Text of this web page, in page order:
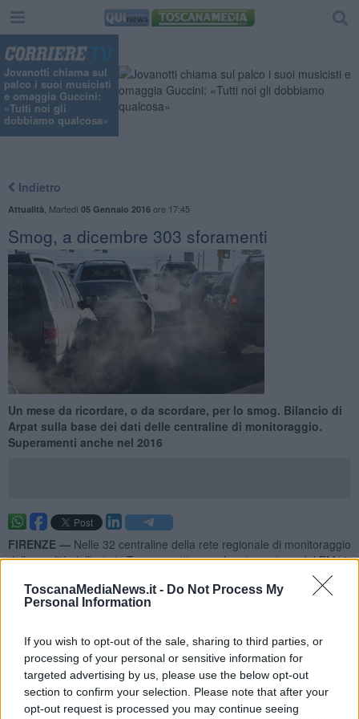
ToscanaMediaNews.it - Do Not Process My
Personal Information
If you wish to opt-out of the sale, sharing to third parties, or
processing of your personal or sensitive information for
targeted advertising by us, please use the below opt-out
section to confirm your selection. Please note that after your
opt-out request is processed you may continue seeing
Jovanotti chiama sul
palco i suoi musicisti
e omaggia Guccini:
«Tutti noi gli
dobbiamo qualcosa»
Indietro
Attualità Martedì 05 Gennaio 2016ore 17:45
Smog, a dicembre 303 sforamenti
Un mese da ricordare, o da scordare, per lo smog. Bilancio di
Arpat sulla base dei dati delle centraline di monitoraggio.
Superamenti anche nel 2016
FIRENZE — Nelle 32 centraline della rete regionale di monitoraggio
della qualità dell'aria in Toscana attive per la misurazione del PM10
superamenti del limite
50 µg/m3, che hanno interessato24centraline, sia quelle di
fondo che quelle di traffico. In alcuni casi i superamenti ci sono stati
Riguardo al Pm10, i 303 superamenti hanno interessato 24
centraline sia di fondo sia di traffico, in alcuni casi con superamenti
quasi tutti i giorni.